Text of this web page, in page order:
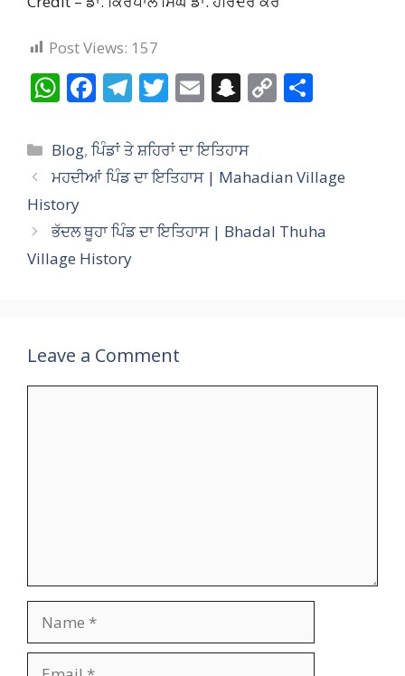
Post Views: 157
W
h
at
s
A
p
p
F
ac
e
b
o
k
T
el
e
gr
m
T
w
itt
er
E
m
ai
l
S
n
a
p
h
C
o
y
n
e
Categories
Blog,ਪਿੰਡਾਂ ਤੇ ਸ਼ਹਿਰਾਂ ਦਾ ਇਤਿਹਾਸ
ਮਹਦੀਆਂ ਪਿੰਡ ਦਾ ਇਤਿਹਾਸ | Mahadian Village
History
ਭੱਦਲ ਥੂਹਾ ਪਿੰਡ ਦਾ ਇਤਿਹਾਸ | Bhadal Thuha
Village History
Leave a Comment